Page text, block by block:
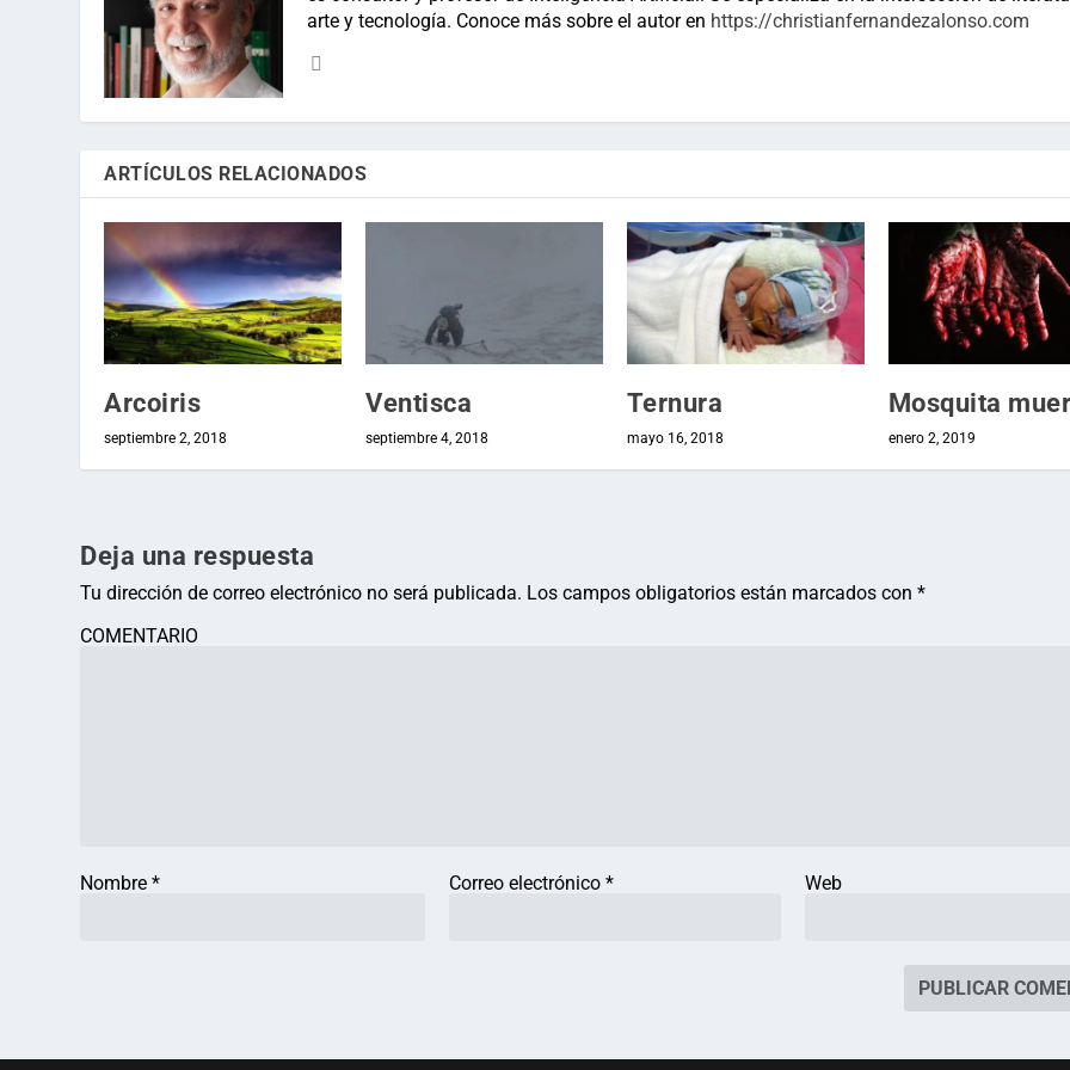
arte y tecnología. Conoce más sobre el autor en https://christianfernandezalonso.com
ARTÍCULOS RELACIONADOS
Arcoiris
septiembre 2, 2018
Ventisca
septiembre 4, 2018
Ternura
mayo 16, 2018
Mosquita
enero 2, 2019
Deja una respuesta
Tu dirección de correo electrónico no será publicada. Los campos obligatorios están marcados con*
COMENTARIO
Nombre* Correo electrónico * Web